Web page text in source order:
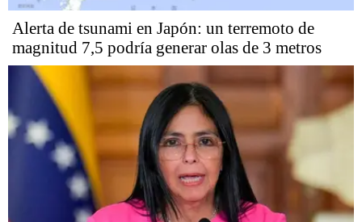
Alerta de tsunami en Japón: un terremoto de
magnitud 7,5 podría generar olas de 3 metros